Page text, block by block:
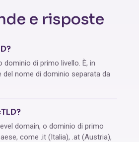
e risposte
dominio di primo livello. È, in
nome di dominio separata da
domain, o dominio di primo
come .it (Italia), .at (Austria),